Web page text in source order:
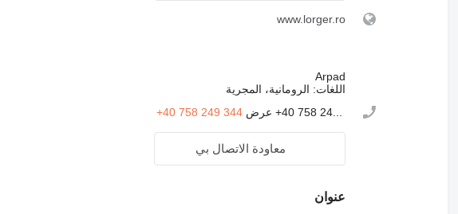
www.lorger.ro
Arpad
اللغات: الرومانية، المجرية
+40 758 24... عرض +40 758 249 344
معاودة الاتصال بي
عنوان